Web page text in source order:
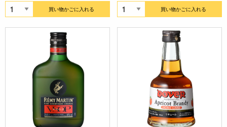
買い物かごに入れる 買い物かごに入れる